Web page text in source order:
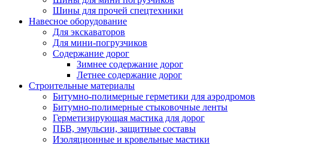
Шины для прочей спецтехники
Навесное оборудование
Для экскаваторов
Для мини-погрузчиков
Содержание дорог
Зимнее содержание дорог
Летнее содержание дорог
Строительные материалы
Битумно-полимерные герметики для аэродромов
Битумно-полимерные стыковочные ленты
Герметизирующая мастика для дорог
ПБВ, эмульсии, защитные составы
Изоляционные и кровельные мастики